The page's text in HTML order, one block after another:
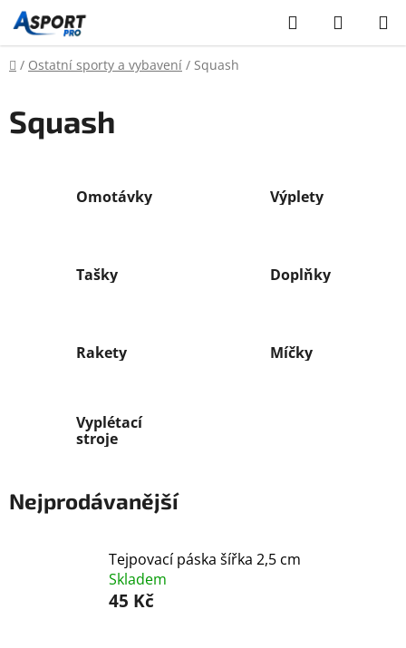
Přejít
na
obsah
Hledat
KOŠÍK
Domů
/ Ostatní sporty a vybavení / Squash
Squash
Omotávky Výplety
Tašky Doplňky
Rakety Míčky
Vyplétací
stroje
Nejprodávanější
Tejpovací páska šířka 2,5 cm
Skladem
45 Kč